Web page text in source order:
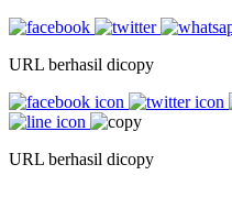
URL berhasil dicopy
URL berhasil dicopy